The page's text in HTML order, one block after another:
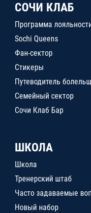
СОЧИ КЛАБ
Программа
Sochi Queens
Фан-сектор
Стикеры
Путеводитель
Семейный сектор
Сочи Клаб Бар
ШКОЛА
Школа
Тренерский штаб
Часто задаваемые
Новый набор